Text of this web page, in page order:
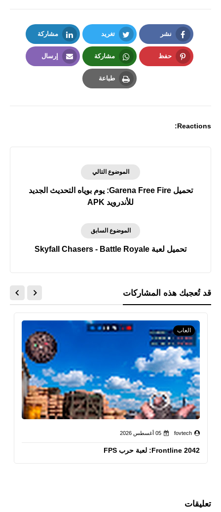
نشر
Facebook
تغريد
Twitter
مشاركة
LinkedIn
حفظ مشاركة
Whatsapp
إرسال
طباعة
Reactions:
الموضوع التالي
تحميل Garena Free Fire: يوم بوياه التحديث الجديد
للأندرويد APK
الموضوع السابق
تحميل لعبة Skyfall Chasers - Battle Royale
قد تُعجبك هذه المشاركات
العاب
fovtech 05 أغسطس 2026
Frontline 2042: لعبة حرب FPS
تعليقات